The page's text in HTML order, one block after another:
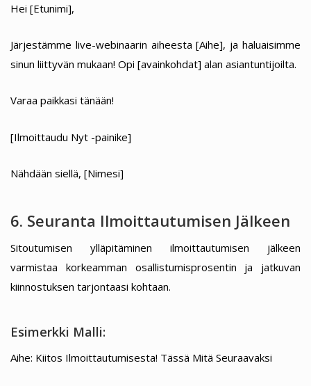
Hei [Etunimi],
Järjestämme live-webinaarin aiheesta [Aihe], ja haluaisimme
sinun liittyvän mukaan! Opi [avainkohdat] alan asiantuntijoilta.
Varaa paikkasi tänään!
[Ilmoittaudu Nyt -painike]
Nähdään siellä, [Nimesi]
6. Seuranta Ilmoittautumisen Jälkeen
Sitoutumisen ylläpitäminen ilmoittautumisen jälkeen
varmistaa korkeamman osallistumisprosentin ja jatkuvan
kiinnostuksen tarjontaasi kohtaan.
Esimerkki Malli:
Aihe: Kiitos Ilmoittautumisesta! Tässä Mitä Seuraavaksi